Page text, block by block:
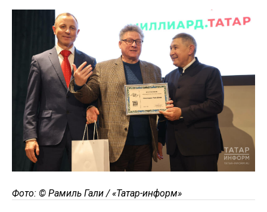
Фото: © Рамиль Гали / «Татар-информ»